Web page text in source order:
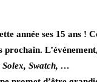
année ses 15 ans !
prochain.
Solex, Swatch, …